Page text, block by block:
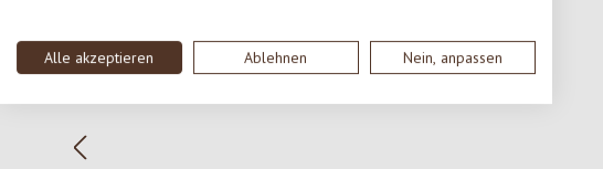
Alle akzeptieren Ablehnen Nein, anpassen